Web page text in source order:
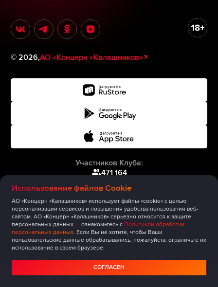
Использование файлов Cookie
АО «Концерн «Калашников» использует файлы «cookie» с целью
персонализации сервисов и повышения удобства пользования веб-
сайтом. АО «Концерн «Калашников» серьезно относится к защите
персональных данных — ознакомьтесь с Политикой обработки
персональных данных. Если Вы не хотите, чтобы Ваши
пользовательские данные обрабатывались, пожалуйста, ограничьте их
использование в своём браузере.
СОГЛАСЕН
©2026,АО «Концерн «Калашников»
Участников Клуба:
471 164